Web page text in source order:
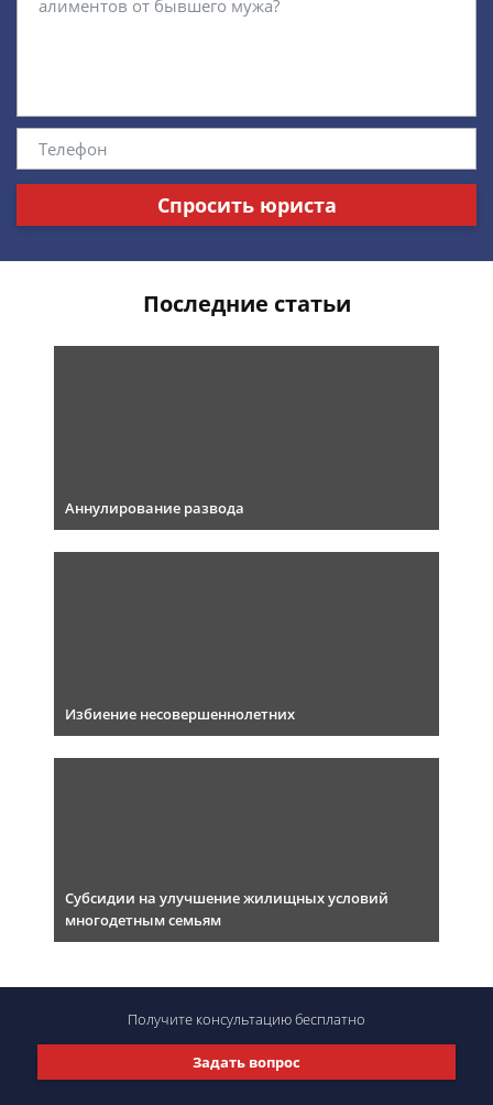
Спросить юриста
Последние статьи
Аннулирование развода
Избиение несовершеннолетних
Субсидии на улучшение жилищных условий
многодетным семьям
Задать вопрос
Получите консультациюбесплатно